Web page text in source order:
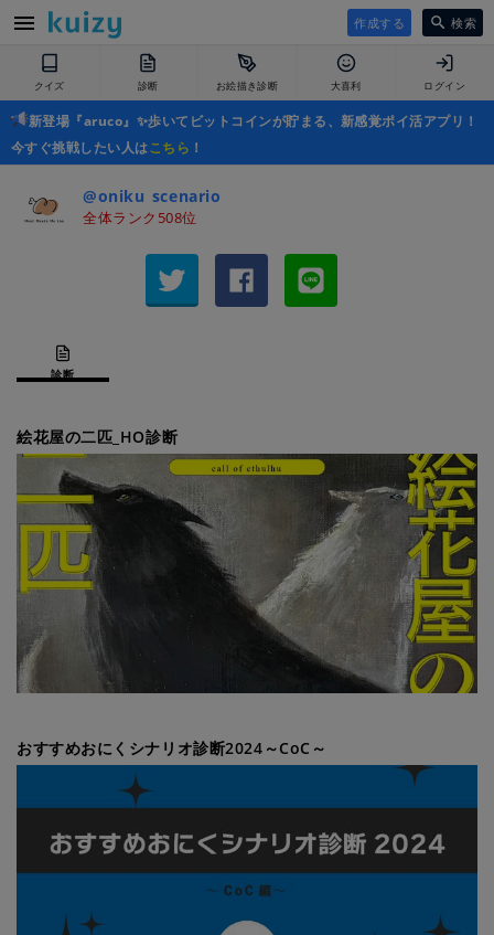
作成する 検索
クイズ 診断 お絵描き診断 大喜利 ログイン
新登場『aruco』✨歩いてビットコインが貯まる、新感覚ポイ活アプリ！
今すぐ挑戦したい人はこちら ！
@oniku_scenario
全体ランク508位
診断
絵花屋の二匹_HO診断
おすすめおにくシナリオ診断2024～CoC～